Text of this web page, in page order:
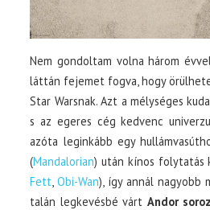
Nem gondoltam volna három
láttán fejemet fogva, hogy
Star Warsnak. Azt a mélységes
s az egeres cég kedvenc
azóta leginkább egy
(Mandalorian) után kínos folytatás
Fett ,Obi-Wan), így annál nagyobb
talán legkevésbé várt Andor